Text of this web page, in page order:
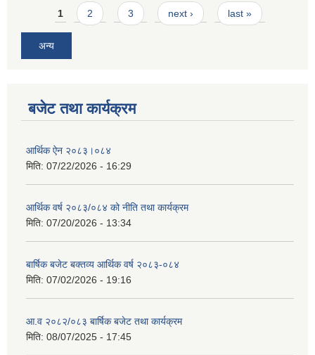
Pages
1 2 3 next › last »
अन्य
बजेट तथा कार्यक्रम
आर्थिक ऐन २०८३।०८४
मिति: 07/22/2026 - 16:29
आर्थिक वर्ष २०८३/०८४ को नीति तथा कार्यक्रम
मिति: 07/20/2026 - 13:34
बार्षिक बजेट बक्तव्य आर्थिक वर्ष २०८३-०८४
मिति: 07/02/2026 - 19:16
आ.व २०८२/०८३ बार्षिक बजेट तथा कार्यक्रम
मिति: 08/07/2025 - 17:45